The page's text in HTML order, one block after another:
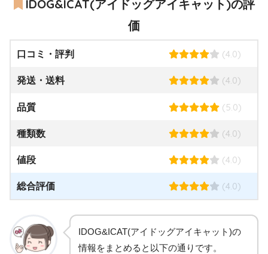
IDOG&ICAT(アイドッグアイキャット)の評
価
口コミ・評判 (4.0)
発送・送料 (4.0)
品質 (5.0)
種類数 (4.0)
値段 (4.0)
総合評価 (4.0)
IDOG&ICAT(アイドッグアイキャット)の
情報をまとめると以下の通りです。